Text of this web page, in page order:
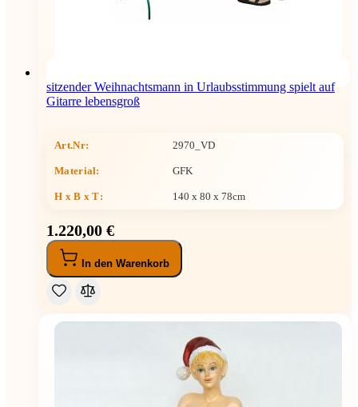
sitzender Weihnachtsmann in Urlaubsstimmung spielt auf
Gitarre lebensgroß
Art.Nr: 2970_VD
Material: GFK
H x B x T: 140 x 80 x 78cm
1.220,00 €
In den Warenkorb